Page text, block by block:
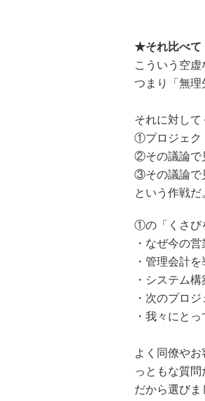
★それ比べて
こういう空虚
つまり「無理
それに対して
①プロジェク
②その議論で
③その議論で
という作戦だ
①の「くさび
・なぜ今の
・管理会計
・システム
・次のプロ
・我々にと
よく同僚や
っともな質
だから選び